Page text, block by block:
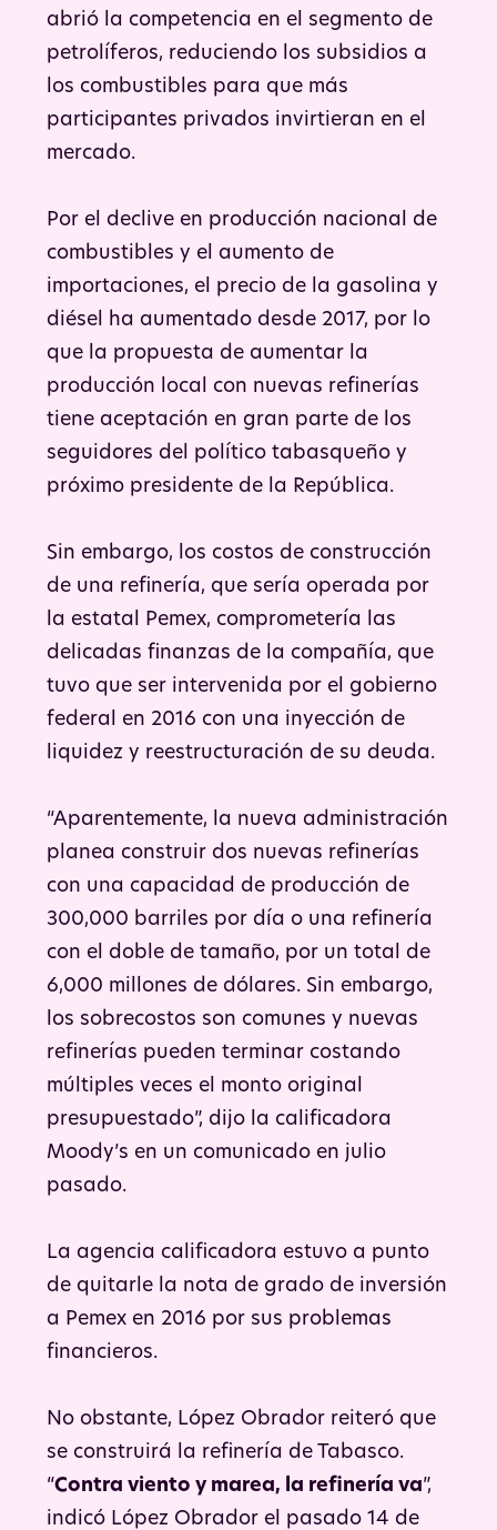
abrió la competencia en el segmento de
petrolíferos, reduciendo los subsidios a
los combustibles para que más
participantes privados invirtieran en el
mercado.
Por el declive en producción nacional de
combustibles y el aumento de
importaciones, el precio de la gasolina y
diésel ha aumentado desde 2017, por lo
que la propuesta de aumentar la
producción local con nuevas refinerías
tiene aceptación en gran parte de los
seguidores del político tabasqueño y
próximo presidente de la República.
Sin embargo, los costos de construcción
de una refinería, que sería operada por
la estatal Pemex, comprometería las
delicadas finanzas de la compañía, que
tuvo que ser intervenida por el gobierno
federal en 2016 con una inyección de
liquidez y reestructuración de su deuda.
“Aparentemente, la nueva administración
planea construir dos nuevas refinerías
con una capacidad de producción de
300,000 barriles por día o una refinería
con el doble de tamaño, por un total de
6,000 millones de dólares. Sin embargo,
los sobrecostos son comunes y nuevas
refinerías pueden terminar costando
múltiples veces el monto original
presupuestado”, dijo la calificadora
Moody’s en un comunicado en julio
pasado.
La agencia calificadora estuvo a punto
de quitarle la nota de grado de inversión
a Pemex en 2016 por sus problemas
financieros.
No obstante, López Obrador reiteró que
se construirá la refinería de Tabasco.
“Contra viento y marea, la refinería va”,
indicó López Obrador el pasado 14 de